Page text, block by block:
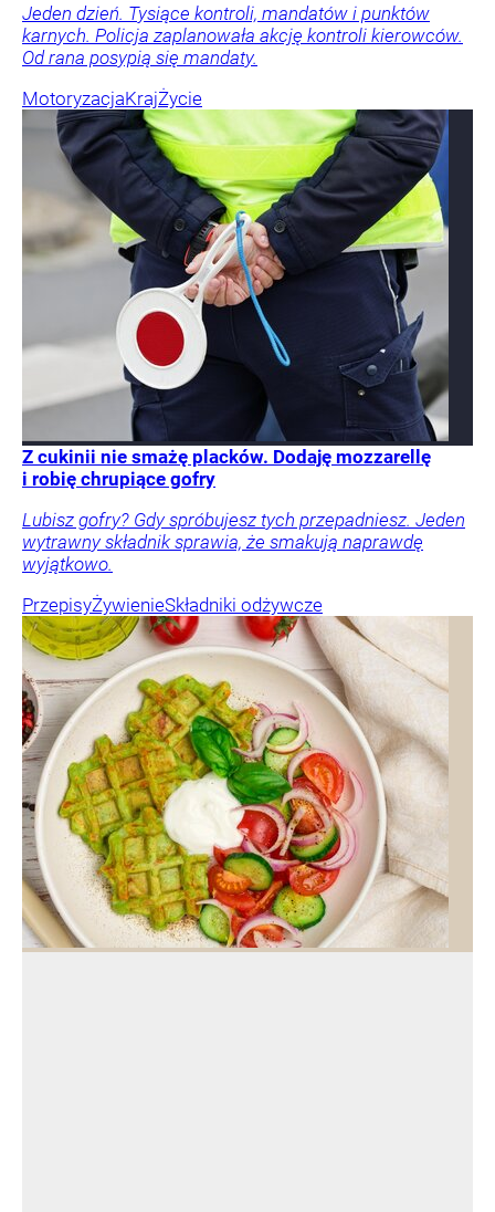
Jeden dzień. Tysiące kontroli, mandatów i punktów
karnych. Policja zaplanowała akcję kontroli kierowców.
Od rana posypią się mandaty.
MotoryzacjaKrajŻycie
Z cukinii nie smażę placków. Dodaję mozzarellę
i robię chrupiące gofry
Lubisz gofry? Gdy spróbujesz tych przepadniesz. Jeden
wytrawny składnik sprawia, że smakują naprawdę
wyjątkowo.
PrzepisyŻywienieSkładniki odżywcze